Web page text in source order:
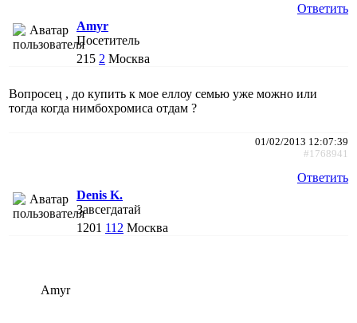
Ответить
Amyr
Посетитель
215 2 Москва
Вопросец , до купить к мое еллоу семью уже можно или
тогда когда нимбохромиса отдам ?
01/02/2013 12:07:39
#1768941
Ответить
Denis K.
Завсегдатай
1201 112 Москва
Amyr